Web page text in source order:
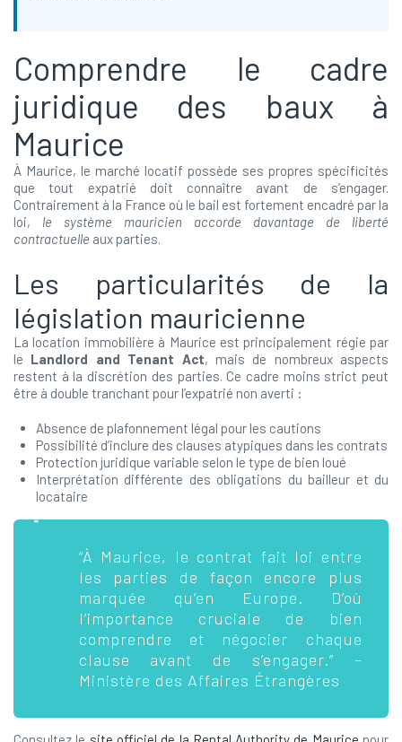
Comprendre le cadre
juridique des baux à
Maurice
À Maurice, le marché locatif possède ses propres spécificités
que tout expatrié doit connaître avant de s’engager.
Contrairement à la France où le bail est fortement encadré par la
loi, le système mauricien accorde davantage de liberté
contractuelle aux parties.
Les particularités de la
législation mauricienne
La location immobilière à Maurice est principalement régie par
le Landlord and Tenant Act, mais de nombreux aspects
restent à la discrétion des parties. Ce cadre moins strict peut
être à double tranchant pour l’expatrié non averti :
Absence de plafonnement légal pour les cautions
Possibilité d’inclure des clauses atypiques dans les contrats
Protection juridique variable selon le type de bien loué
Interprétation différente des obligations du bailleur et du
locataire
“À Maurice, le contrat fait loi entre
les parties de façon encore plus
marquée qu’en Europe. D’où
l’importance cruciale de bien
comprendre et négocier chaque
clause avant de s’engager.” –
Ministère des Affaires Étrangères